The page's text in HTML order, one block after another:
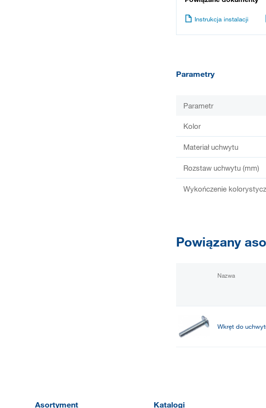
Instrukcja instalacji
Parametry
Parametr
Kolor
Materiał uchwytu
Rozstaw uchwytu (mm)
Wykończenie
Powiązany
Nazwa
Wkręt do
Asortyment Katalogi